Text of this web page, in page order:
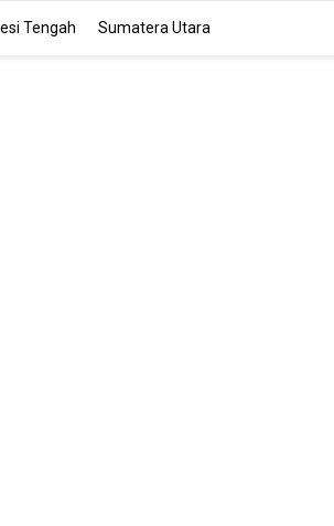
Tengah Sumatera Utara